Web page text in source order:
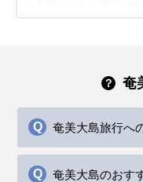
奄
奄美大島旅行へ
奄美大島のおす